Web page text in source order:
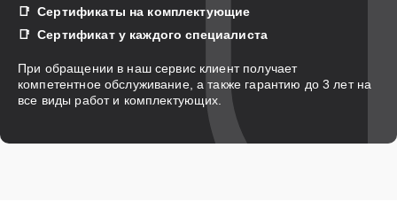
Сертификаты на комплектующие
Сертификат у каждого специалиста
При обращении в наш сервис клиент получает
компетентное обслуживание, а также гарантию до 3 лет на
все виды работ и комплектующих.